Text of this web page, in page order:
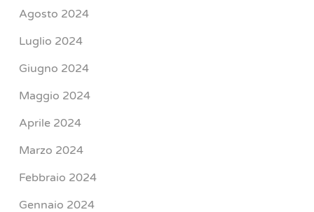
Agosto 2024
Luglio 2024
Giugno 2024
Maggio 2024
Aprile 2024
Marzo 2024
Febbraio 2024
Gennaio 2024